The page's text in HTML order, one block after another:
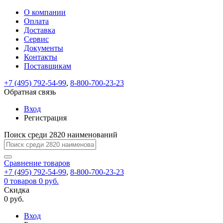
ВходРегистрация
test@example.com
отправлена
по
ней
завершения
регистрации.
Ок
Запомнить
меня
Забыли
Восстановление
пароля
Заполните
форму.
Мы
отправим
ссылку
указанный
электронный
перейдя
по
которой
вы
задать
На
вашу
почту
test@test.ru
ссылка.
Перейдите
по
для
смены
пароля.
Введите
новый
пароль
Сменить
Пароль
успешно
восстановлен
Обратная
связь
Сообщение
пользовательского
сообщение
успешно
отправлено.
О компании
Оплата
Доставка
Сервис
Документы
Контакты
Поставщикам
+7 (495) 792-54-99, 8-800-700-23-23
Обратная связь
Вход
Регистрация
Поиск среди 2820 наименований
Сравнение товаров
+7 (495) 792-54-99, 8-800-700-23-23
0 товаров 0 руб.
Скидка
0 руб.
Вход